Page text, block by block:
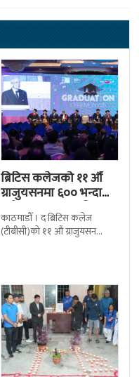
ब्रिटिस कलेजको ११ औँ
ग्राजुयसनमा ६०० भन्दा
बढी ग्राजुयट सम्मानित
काठमाडौँ । द ब्रिटिस कलेज
(टीबीसी)को ११ औं ग्राजुयसन